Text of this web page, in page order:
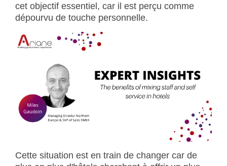
cet objectif essentiel, car il est perçu comme
dépourvu de touche personnelle.
Cette situation est en train de changer car de